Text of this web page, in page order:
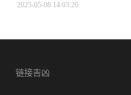
2025-05-08 14:03:26
链接吉凶